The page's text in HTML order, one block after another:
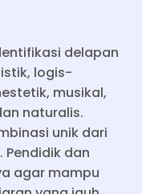
delapan
logis-
musikal,
naturalis.
unik dari
dan
agar mampu